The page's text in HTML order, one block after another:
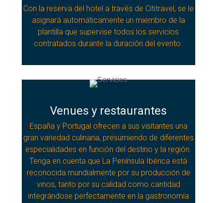
Con la reserva del hotel a través de Cititravel, se le
asignará automáticamente un miembro de la
plantilla que supervise todos los servicios
contratados durante la duración del evento.
Venues y restaurantes
España y Portugal ofrecen a sus visitantes una
gran variedad culinaria, presumiendo de diferentes
especialidades en función del destino y la región.
Tenga en cuenta que La Península Ibérica está
reconocida mundialmente por su producción de
vinos, tanto por su calidad como cantidad
integrándose perfectamente en la gastronomía